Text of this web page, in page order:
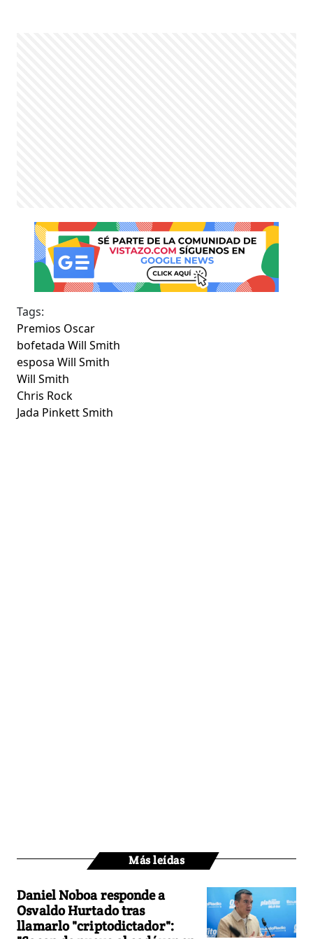
Tags:
Premios Oscar
bofetada Will Smith
esposa Will Smith
Will Smith
Chris Rock
Jada Pinkett Smith
Más leídas
Daniel Noboa responde a
Osvaldo Hurtado tras
llamarlo "criptodictador":